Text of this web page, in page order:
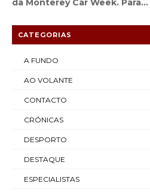
da Monterey Car Week. Para...
CATEGORIAS
A FUNDO
AO VOLANTE
CONTACTO
CRÓNICAS
DESPORTO
DESTAQUE
ESPECIALISTAS